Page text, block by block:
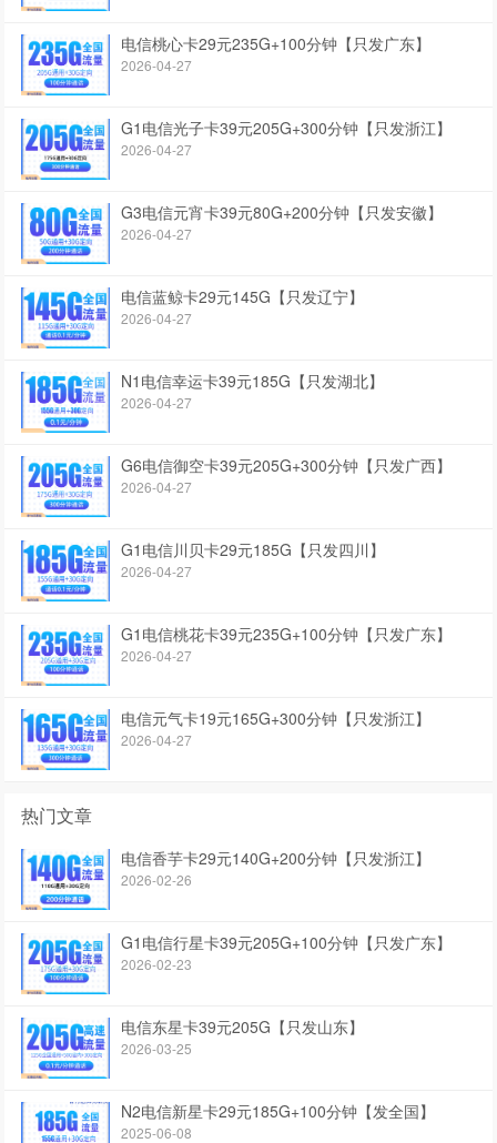
电信桃心卡29元235G+100分钟【只发广东】
2026-04-27
G1电信光子卡39元205G+300分钟【只发浙江】
2026-04-27
G3电信元宵卡39元80G+200分钟【只发安徽】
2026-04-27
电信蓝鲸卡29元145G【只发辽宁】
2026-04-27
N1电信幸运卡39元185G【只发湖北】
2026-04-27
G6电信御空卡39元205G+300分钟【只发广西】
2026-04-27
G1电信川贝卡29元185G【只发四川】
2026-04-27
G1电信桃花卡39元235G+100分钟【只发广东】
2026-04-27
电信元气卡19元165G+300分钟【只发浙江】
2026-04-27
热门文章
电信香芋卡29元140G+200分钟【只发浙江】
2026-02-26
G1电信行星卡39元205G+100分钟【只发广东】
2026-02-23
电信东星卡39元205G【只发山东】
2026-03-25
N2电信新星卡29元185G+100分钟【发全国】
2025-06-08